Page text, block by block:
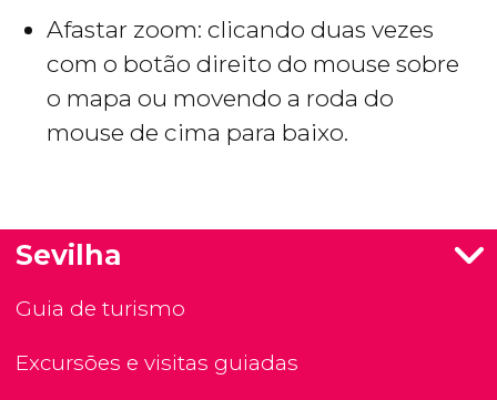
Afastar zoom: clicando duas vezes
com o botão direito do mouse sobre
o mapa ou movendo a roda do
mouse de cima para baixo.
Sevilha
Guia de turismo
Excursões e visitas guiadas